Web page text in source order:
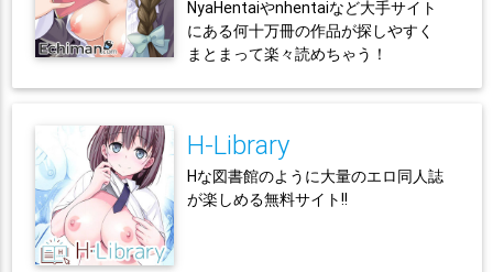
NyaHentaiやnhentaiなど大手サイト
にある何十万冊の作品が探しやすく
まとまって楽々読めちゃう！
H-Library
Hな図書館のように大量のエロ同人誌
が楽しめる無料サイト!!